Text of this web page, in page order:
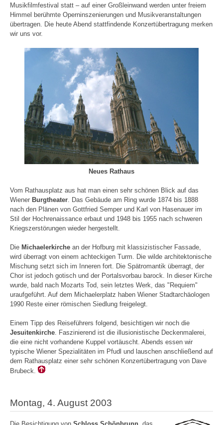
Musikfilmfestival statt – auf einer Großleinwand werden unter freiem
Himmel berühmte Operninszenierungen und Musikveranstaltungen
übertragen. Die heute Abend stattfindende Konzertübertragung merken
wir uns vor.
Neues Rathaus
Vom Rathausplatz aus hat man einen sehr schönen Blick auf das
Wiener Burgtheater. Das Gebäude am Ring wurde 1874 bis 1888
nach den Plänen von Gottfried Semper und Karl von Hasenauer im
Stil der Hochrenaissance erbaut und 1948 bis 1955 nach schweren
Kriegszerstörungen wieder hergestellt.
Die Michaelerkirche an der Hofburg mit klassizistischer Fassade,
wird überragt von einem achteckigen Turm. Die wilde architektonische
Mischung setzt sich im Inneren fort. Die Spätromantik überragt, der
Chor ist jedoch gotisch und der Portalsvorbau barock. In dieser Kirche
wurde, bald nach Mozarts Tod, sein letztes Werk, das "Requiem"
uraufgeführt. Auf dem Michaelerplatz haben Wiener Stadtarchäologen
1990 Reste einer römischen Siedlung freigelegt.
Einem Tipp des Reiseführers folgend, besichtigen wir noch die
Jesuitenkirche. Faszinierend ist die illusionistische Deckenmalerei,
die eine nicht vorhandene Kuppel vortäuscht. Abends essen wir
typische Wiener Spezialitäten im Pfudl und lauschen anschließend auf
dem Rathausplatz einer sehr schönen Konzertübertragung von Dave
Brubeck.
Montag, 4. August 2003